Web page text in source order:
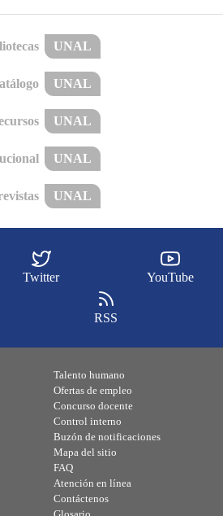
UNAL
UNAL
UNAL
UNAL
UNAL
Twitter YouTube
RSS
Talento humano
Ofertas de empleo
Concurso docente
Control interno
Buzón de notificaciones
Mapa del sitio
FAQ
Atención en línea
Contáctenos